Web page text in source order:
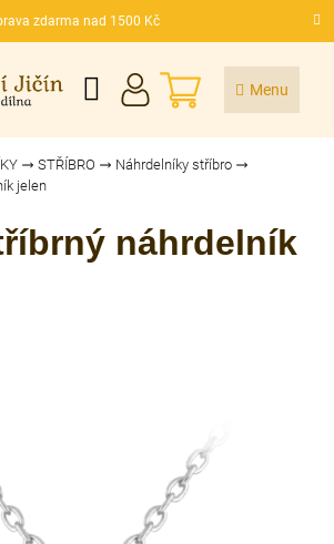
zdarma nad 1500 Kč
NÁKUPNÍ
KOŠÍK
STŘÍBRO
Náhrdelníky stříbro
jelen
náhrdelník